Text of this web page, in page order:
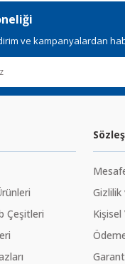
ve kampanyalardan
Çeşitleri
Gizlilik
Kişisel